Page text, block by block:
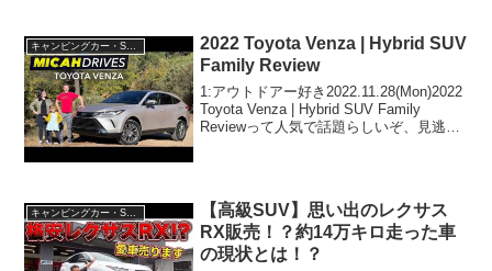
は注目です！3:ア...
2022 Toyota Venza | Hybrid SUV
Family Review
1:アウトドアー好き2022.11.28(Mon)2022
Toyota Venza | Hybrid SUV Family
Reviewって人気で話題らしいぞ、見逃さ
キャンピングカー・SUV人気車種
【高級SUV】思い出のレクサス
RX販売！？約14万キロ走った車
の現状とは！？